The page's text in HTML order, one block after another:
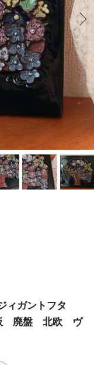
ィガントフタ
廃盤 北欧 ヴ